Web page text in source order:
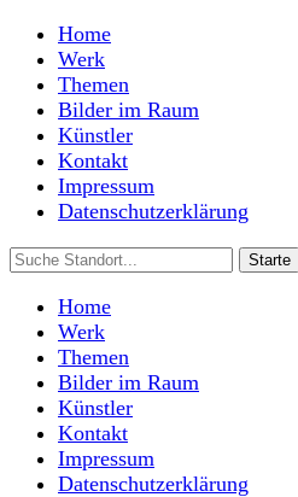
Home
Werk
Themen
Bilder im Raum
Künstler
Kontakt
Impressum
Datenschutzerklärung
Home
Werk
Themen
Bilder im Raum
Künstler
Kontakt
Impressum
Datenschutzerklärung